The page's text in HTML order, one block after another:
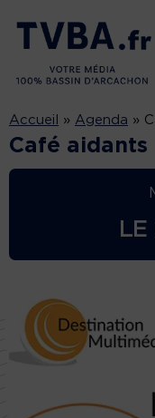
Accueil » Agenda »
Café aidants
LE